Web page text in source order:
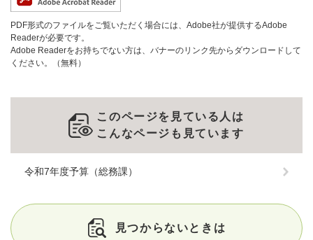
PDF形式のファイルをご覧いただく場合には、Adobe社が提供するAdobe
Readerが必要です。
Adobe Readerをお持ちでない方は、バナーのリンク先からダウンロードして
ください。（無料）
このページを見ている人は
こんなページも見ています
令和7年度予算（総務課）
見つからないときは